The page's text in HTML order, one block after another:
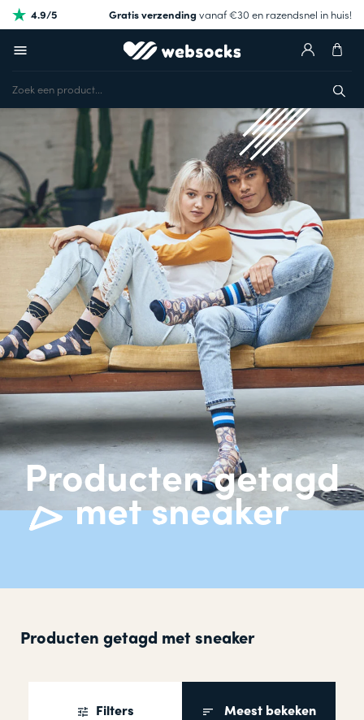
4.9/5 Gratis verzendingvanaf €30 en razendsnel in huis!
Producten getagd
met sneaker
Producten getagd met sneaker
Filters Meest bekeken